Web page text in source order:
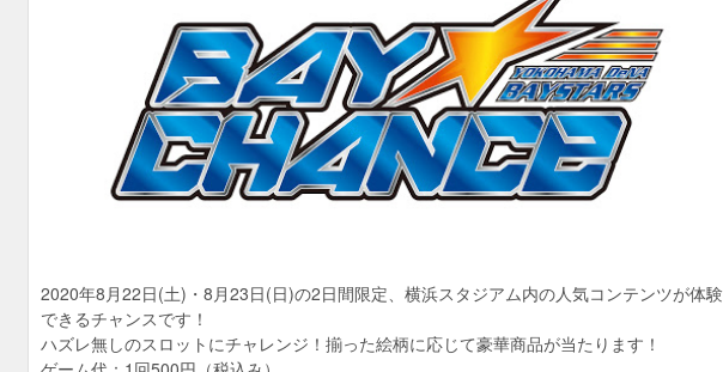
2020年8月22日(土)・8月23日(日)の2日間限定、横浜スタジアム内の人気コンテンツが体験
できるチャンスです！
ハズレ無しのスロットにチャレンジ！揃った絵柄に応じて豪華商品が当たります！